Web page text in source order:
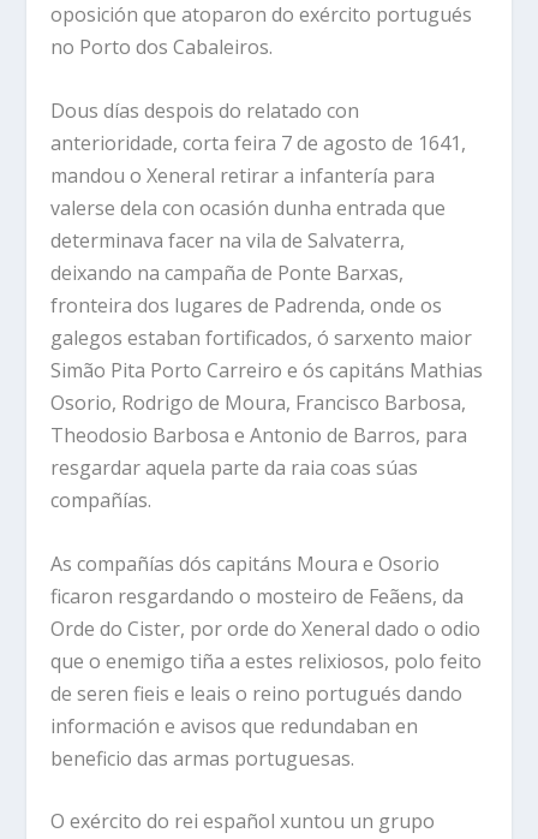
oposición que atoparon do exército portugués
no Porto dos Cabaleiros.
Dous días despois do relatado con
anterioridade, corta feira 7 de agosto de 1641,
mandou o Xeneral retirar a infantería para
valerse dela con ocasión dunha entrada que
determinava facer na vila de Salvaterra,
deixando na campaña de Ponte Barxas,
fronteira dos lugares de Padrenda, onde os
galegos estaban fortificados, ó sarxento maior
Simão Pita Porto Carreiro e ós capitáns Mathias
Osorio, Rodrigo de Moura, Francisco Barbosa,
Theodosio Barbosa e Antonio de Barros, para
resgardar aquela parte da raia coas súas
compañías.
As compañías dós capitáns Moura e Osorio
ficaron resgardando o mosteiro de Feãens, da
Orde do Cister, por orde do Xeneral dado o odio
que o enemigo tiña a estes relixiosos, polo feito
de seren fieis e leais o reino portugués dando
información e avisos que redundaban en
beneficio das armas portuguesas.
O exército do rei español xuntou un grupo